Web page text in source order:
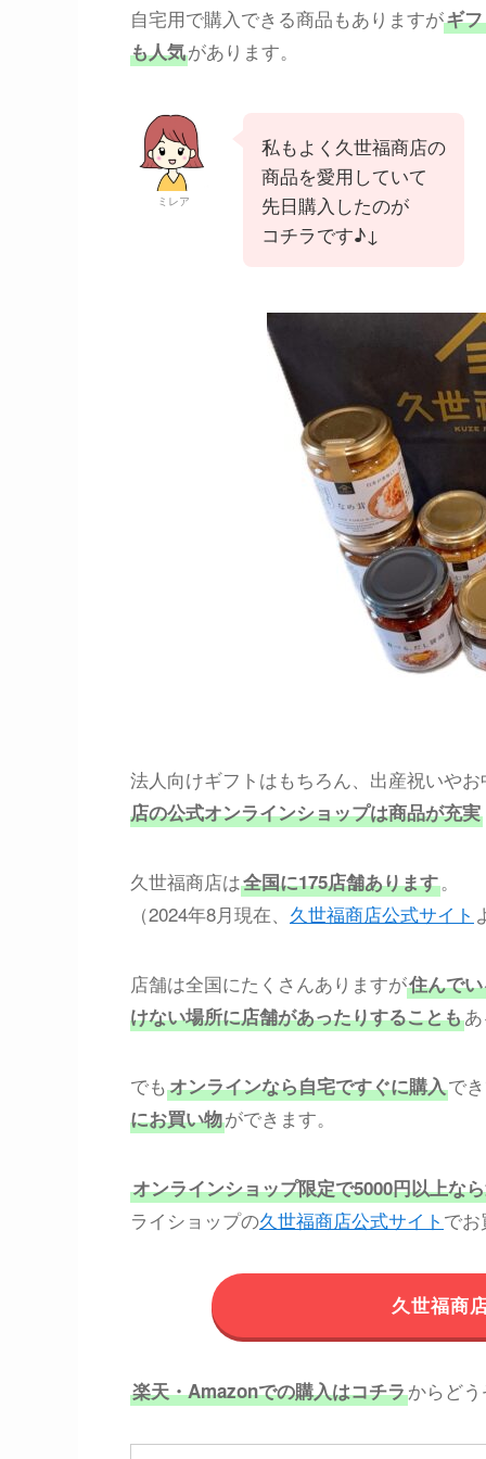
自宅用で購入できる商品もありますがギ
も人気があります。
ミレア
私もよく久世福商店の
商品を愛用していて
先日購入したのが
コチラです♪↓
法人向けギフトはもちろん、出産祝いや
店の公式オンラインショップは商品が充実
久世福商店は全国に175店舗あります。
（2024年8月現在、 久世福商店公式サイト
店舗は全国にたくさんありますが住んで
けない場所に店舗があったりすることも
でもオンラインなら自宅ですぐに購入で
にお買い物ができます。
オンラインショップ限定で5000円以上な
ライショップの久世福商店公式サイト で
久世福商
楽天・Amazonでの購入はコチラからど